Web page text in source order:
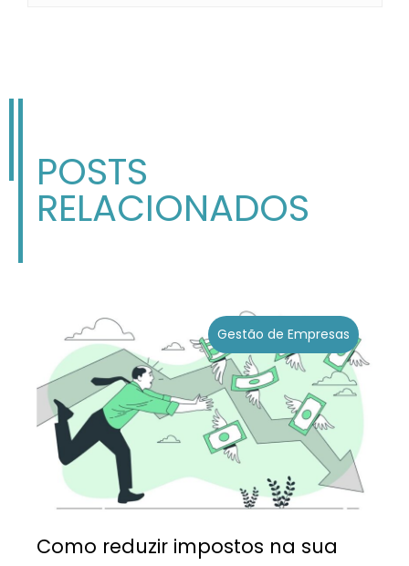
POSTS
RELACIONADOS
Gestão de Empresas
Como reduzir impostos na sua